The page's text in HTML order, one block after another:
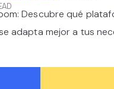
Descubre qué
adapta mejor a tus